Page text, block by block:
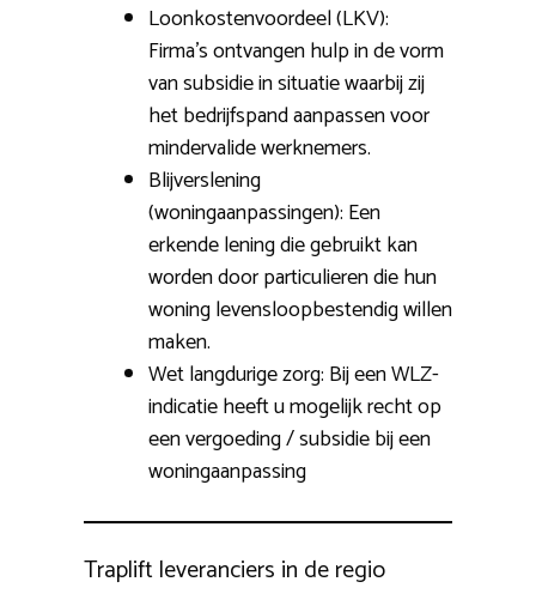
Loonkostenvoordeel (LKV):
Firma’s ontvangen hulp in de vorm
van subsidie in situatie waarbij zij
het bedrijfspand aanpassen voor
mindervalide werknemers.
Blijverslening
(woningaanpassingen): Een
erkende lening die gebruikt kan
worden door particulieren die hun
woning levensloopbestendig willen
maken.
Wet langdurige zorg: Bij een WLZ-
indicatie heeft u mogelijk recht op
een vergoeding / subsidie bij een
woningaanpassing
Traplift leveranciers in de regio